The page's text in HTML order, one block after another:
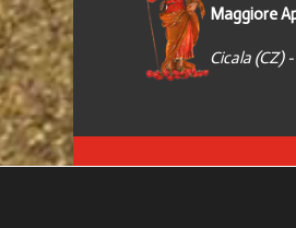
Maggiore
Cicala (CZ)